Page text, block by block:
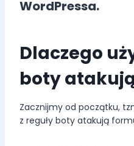
WordPressa.
Dlaczego
boty
Zacznijmy od początku,
z reguły boty atakują